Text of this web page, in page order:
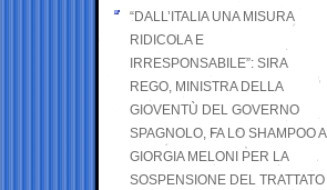
“DALL’ITALIA UNA MISURA
RIDICOLA E
IRRESPONSABILE”: SIRA
REGO, MINISTRA DELLA
GIOVENTÙ DEL GOVERNO
SPAGNOLO, FA LO SHAMPOO A
GIORGIA MELONI PER LA
SOSPENSIONE DEL TRATTATO